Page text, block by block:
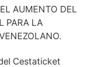
AUMENTO DEL
PARA LA
Cestaticket